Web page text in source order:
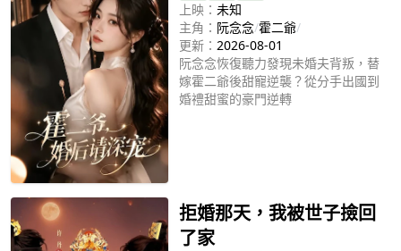
上映： 未知
主角： 阮念念/霍二爺/
更新： 2026-08-01
阮念念恢復聽力發現未婚夫背叛，替
嫁霍二爺後甜寵逆襲？從分手出國到
婚禮甜蜜的豪門逆轉
拒婚那天，我被世子撿回
了家